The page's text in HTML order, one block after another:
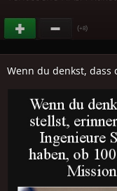
(+8)
Wenn du denkst,